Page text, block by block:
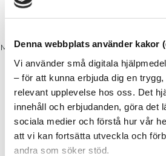
Denna webbplats använder kakor
Vi använder små digitala
– för att kunna erbjuda dig en
relevant upplevelse hos oss. Det
innehåll och erbjudanden, göra det
sociala medier och förstå hur vår
att vi kan fortsätta utveckla och
andra som söker stöd.
ENDAST FÖR
DELTAGARE
Meny
Start
ENDAST FÖR
DELTAGARE
Start